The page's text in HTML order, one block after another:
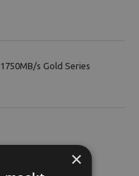
s Gold Series
×